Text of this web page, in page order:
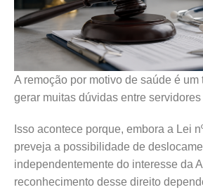
A remoção por motivo de saúde é um
gerar muitas dúvidas entre
Isso acontece porque, embora a Lei
preveja a possibilidade de
independentemente do interesse da
reconhecimento desse direito